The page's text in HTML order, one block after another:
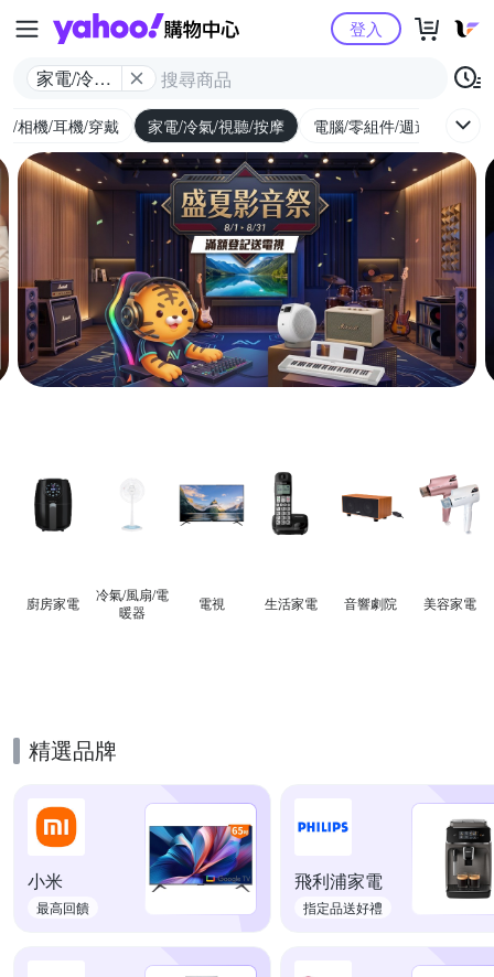
Yahoo購物中心
家電/冷氣/
登入
/相機/耳機/穿戴 家電/冷氣/視聽/按摩 電腦/零組件/週邊/遊戲
廚房家電
冷氣/風扇/電
暖器
電視 生活家電 音響劇院 美容家電
精選品牌
小米
最高回饋
飛利浦家電
指定品送好禮